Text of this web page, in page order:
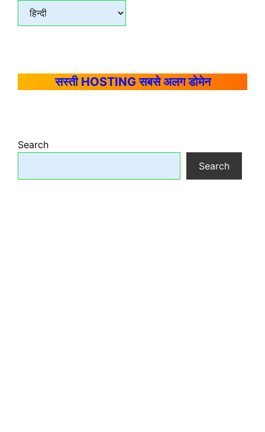
सस्ती HOSTING सबसे अलग डोमेन
Search
Search